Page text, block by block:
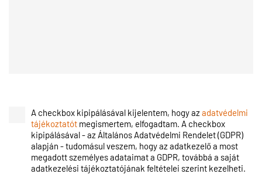
A checkbox kipipálásával kijelentem, hogy azadatvédelmi
tájékoztatót megismertem, elfogadtam. A checkbox
kipipálásával - az Általános Adatvédelmi Rendelet (GDPR)
alapján - tudomásul veszem, hogy az adatkezelő a most
megadott személyes adataimat a GDPR, továbbá a saját
adatkezelési tájékoztatójának feltételei szerint kezelheti.